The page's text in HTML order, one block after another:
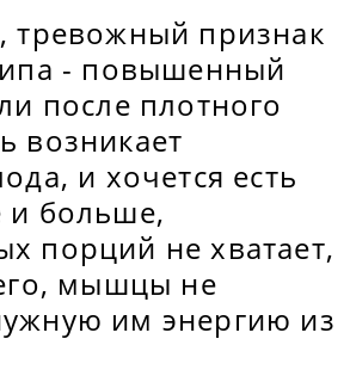
тревожный признак
- повышенный
после плотного
возникает
и хочется есть
и больше,
порций не хватает,
мышцы не
им энергию из